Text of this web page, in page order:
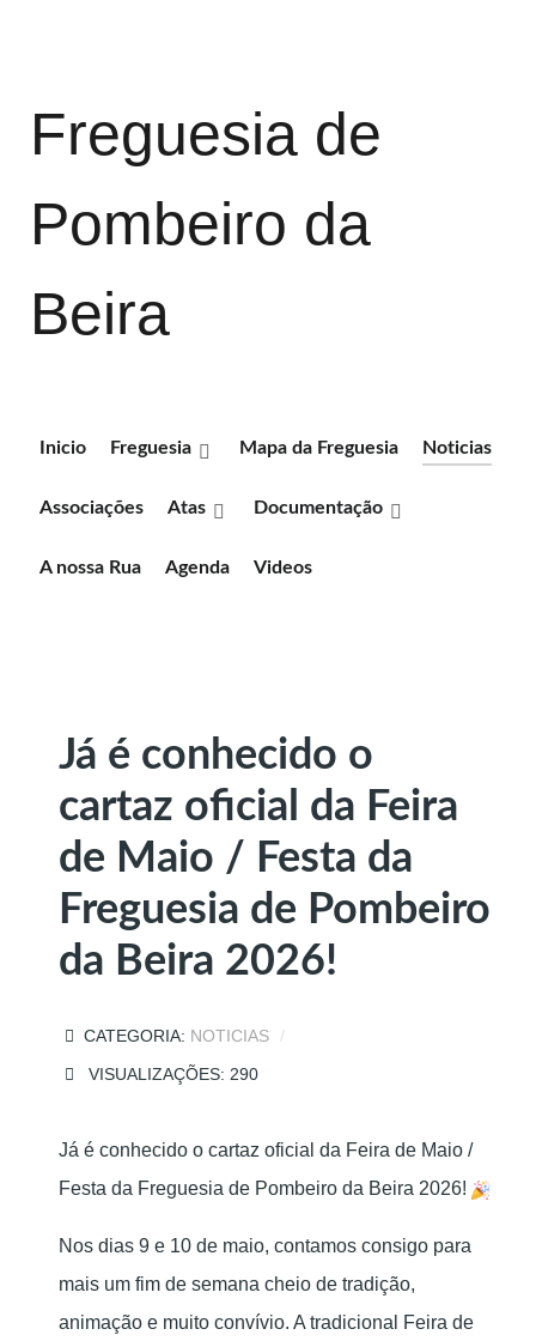
Freguesia de
Pombeiro da
Beira
Inicio Freguesia Mapa da Freguesia Noticias
Associações Atas Documentação
A nossa Rua Agenda Videos
Já é conhecido o
cartaz oficial da Feira
de Maio / Festa da
Freguesia de Pombeiro
da Beira 2026!
CATEGORIA: NOTICIAS
VISUALIZAÇÕES: 290
Já é conhecido o cartaz oficial da Feira de Maio /
Festa da Freguesia de Pombeiro da Beira 2026!
Nos dias 9 e 10 de maio, contamos consigo para
mais um fim de semana cheio de tradição,
animação e muito convívio. A tradicional Feira de